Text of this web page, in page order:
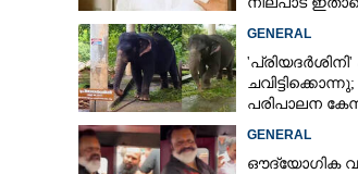
GENERAL
'പ്രിയദർശിനി'
പരിപാലന
GENERAL
ഔദ്യോഗിക